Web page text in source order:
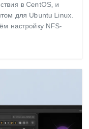
в CentOS, и
для Ubuntu Linux.
настройку NFS-